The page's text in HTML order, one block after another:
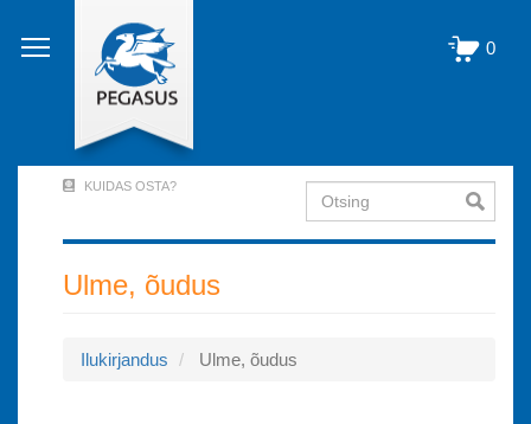
edasi
põhisisu
0
Account
Menu
out)
KUIDAS OSTA? Otsing
Ulme, õudus
Ilukirjandus Ulme, õudus